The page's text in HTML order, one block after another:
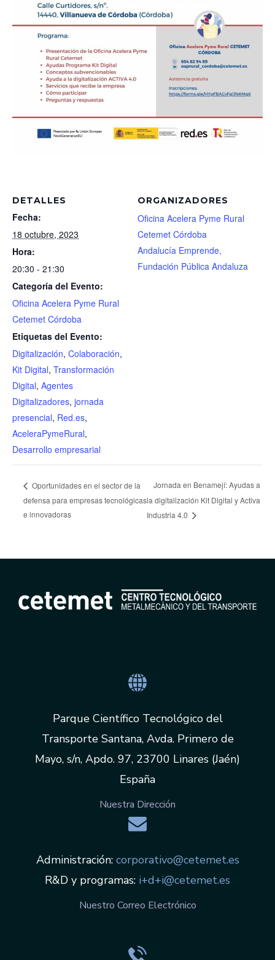
DETALLES
Fecha:
18 octubre, 2023
Hora:
20:30 - 21:30
Categoría del Evento:
Oficina Acelera Pyme Rural
Cetemet Córdoba
Etiquetas del Evento:
Digitalización, Colaboración,
Kit Digital, Transformación
Digital, Agentes
Digitalizadores, jornada
presencial, Red.es,
AceleraPymeRural,
Desarrollo empresarial
ORGANIZADORES
Oficina Acelera Pyme Rural
Cetemet Córdoba
Andalucía Emprende,
Fundación Pública Andaluza
Oportunidades en el sector de la
defensa para empresas tecnológicas
e innovadoras
Jornada en Benamejí: Ayudas a
la digitalización Kit Digital y Activa
Industria 4.0
Parque Científico Tecnológico del
Transporte Santana, Avda. Primero de
Mayo, s/n, Apdo. 97, 23700 Linares (Jaén)
España
Nuestra Dirección
Administración: corporativo@cetemet.es
R&D y programas: i+d+i@cetemet.es
Nuestro Correo Electrónico